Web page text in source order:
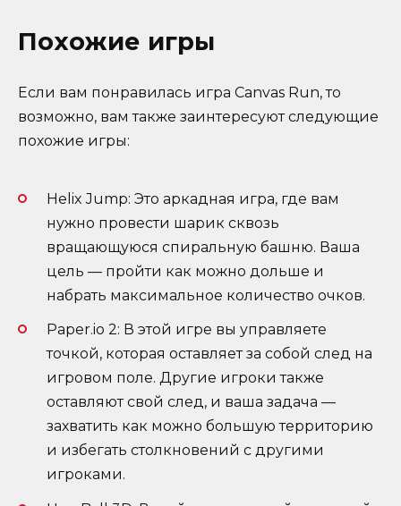
Похожие игры
Если вам понравилась игра Canvas Run, то
возможно, вам также заинтересуют следующие
похожие игры:
Helix Jump: Это аркадная игра, где вам
нужно провести шарик сквозь
вращающуюся спиральную башню. Ваша
цель — пройти как можно дольше и
набрать максимальное количество очков.
Paper.io 2: В этой игре вы управляете
точкой, которая оставляет за собой след на
игровом поле. Другие игроки также
оставляют свой след, и ваша задача —
захватить как можно большую территорию
и избегать столкновений с другими
игроками.